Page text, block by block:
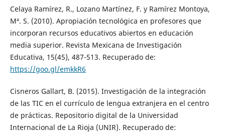
Celaya Ramírez, R., Lozano Martínez, F. y Ramírez Montoya,
Mª. S. (2010). Apropiación tecnológica en profesores que
incorporan recursos educativos abiertos en educación
media superior. Revista Mexicana de Investigación
Educativa, 15(45), 487-513. Recuperado de:
https://goo.gl/emkkR6
Cisneros Gallart, B. (2015). Investigación de la integración
de las TIC en el currículo de lengua extranjera en el centro
de prácticas. Repositorio digital de la Universidad
Internacional de La Rioja (UNIR). Recuperado de: